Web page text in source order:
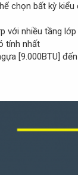
chọn bất kỳ
với nhiều tầng
tính nhất
[9.000BTU]